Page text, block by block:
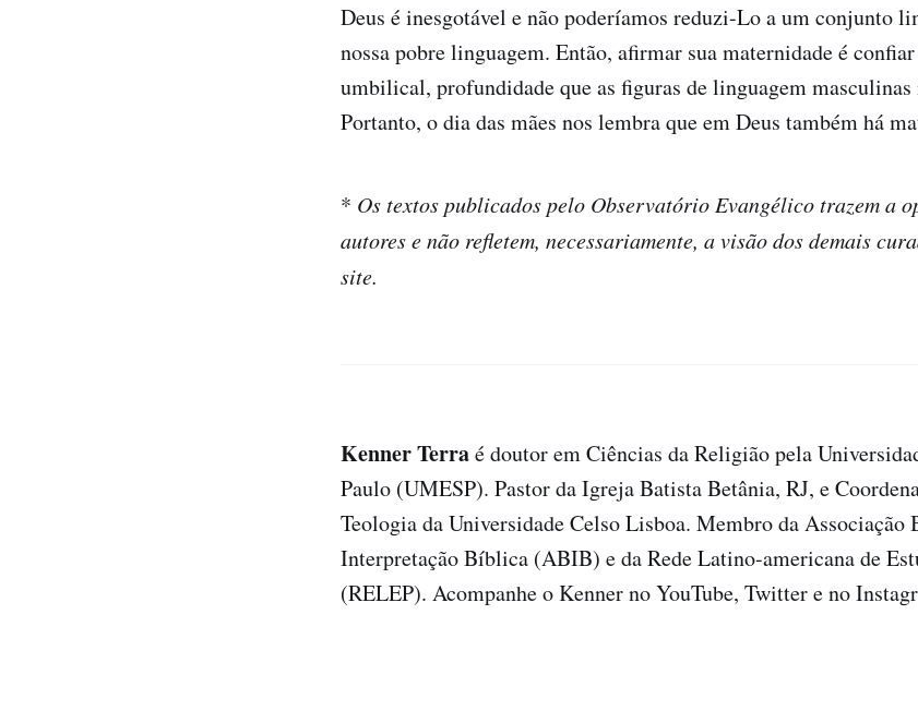
Deus é inesgotável e não poderíamos reduzi-Lo a um conjunto
nossa pobre linguagem. Então, afirmar sua maternidade é
umbilical, profundidade que as figuras de linguagem masculinas
Portanto, o dia das mães nos lembra que em Deus também há
* Os textos publicados pelo Observatório Evangélico trazem a
autores e não refletem, necessariamente, a visão dos demais
site.
Kenner Terraé doutor em Ciências da Religião pela
Paulo (UMESP). Pastor da Igreja Batista Betânia, RJ, e
Teologia da Universidade Celso Lisboa. Membro da Associação
Interpretação Bíblica (ABIB) e da Rede Latino-americana de
(RELEP). Acompanhe o Kenner no YouTube, Twitter e no